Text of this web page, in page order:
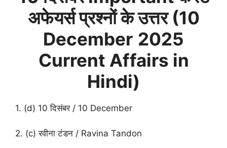
अफेयर्स प्रश्नों के उत्तर (10
December 2025
Current Affairs in
Hindi)
1. (d) 10 दिसंबर / 10 December
2. (c) रवीना टंडन / Ravina Tandon